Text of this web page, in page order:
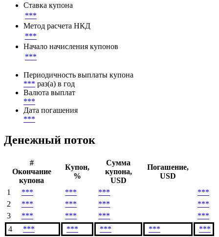
Ставка купона
***
Метод расчета НКД
***
Начало начисления купонов
***
Периодичность выплаты купона
*** раз(а) в год
Валюта выплат
***
Дата погашения
***
Денежный поток
#
Окончание
купона
Купон,
%
Сумма
купона,
USD
Погашение,
USD
1
*** *** ***
***
2
*** *** ***
***
3
*** *** ***
***
4
*** *** *** ***
***